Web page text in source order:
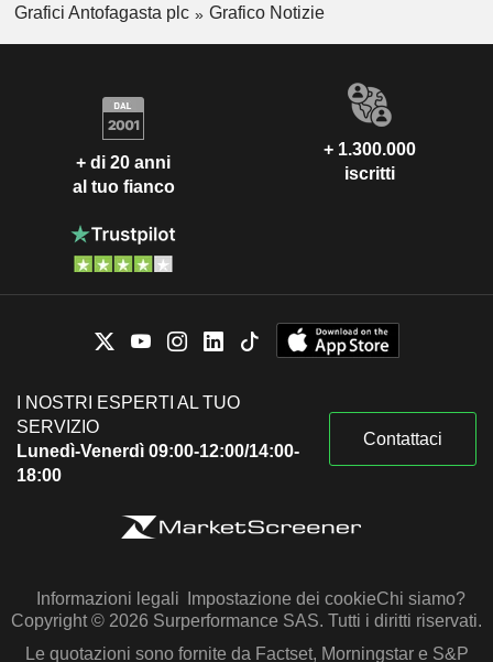
Grafici Antofagasta plc
Grafico Notizie
+ di 20 anni
al tuo fianco
+ 1.300.000
iscritti
I NOSTRI ESPERTI AL TUO
SERVIZIO
Lunedì-Venerdì 09:00-12:00/14:00-
18:00
Contattaci
Informazioni legali Impostazione dei cookieChi siamo?
Copyright © 2026 Surperformance SAS. Tutti i diritti riservati.
Le quotazioni sono fornite da Factset, Morningstar e S&P